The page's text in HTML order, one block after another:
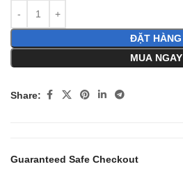
ĐẶT HÀNG
MUA NGAY
Share:
Guaranteed Safe Checkout